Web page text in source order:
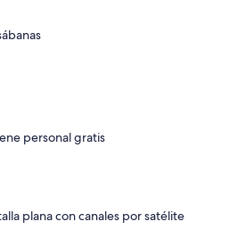
personal gratis
plana con canales por satélite